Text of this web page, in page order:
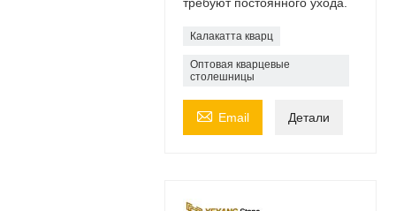
Калакатта кварц
Оптовая кварцевые
столешницы
 Email Детали